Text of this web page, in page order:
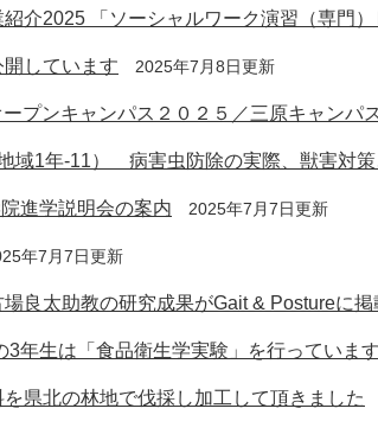
介2025 「ソーシャルワーク演習（専門）
開しています 2025年7月8日更新
プンキャンパス２０２５／三原キャンパ
域1年-11） 病害虫防除の実際、獣害対
進学説明会の案内 2025年7月7日更新
年7月7日更新
良太助教の研究成果がGait & Postureに掲
年生は「食品衛生学実験」を行っています
県北の林地で伐採し加工して頂きました